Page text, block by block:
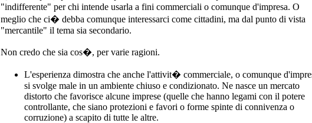
"indifferente" per chi intende usarla a fini commerciali o comunque d'impresa. O
meglio che ci� debba comunque interessarci come cittadini, ma dal punto di vista
"mercantile" il tema sia secondario.
Non credo che sia cos�, per varie ragioni.
L'esperienza dimostra che anche l'attivit� commerciale, o comunque
si svolge male in un ambiente chiuso e condizionato. Ne nasce un mercato
distorto che favorisce alcune imprese (quelle che hanno legami con il potere
controllante, che siano protezioni e favori o forme spinte di connivenza o
corruzione) a scapito di tutte le altre.